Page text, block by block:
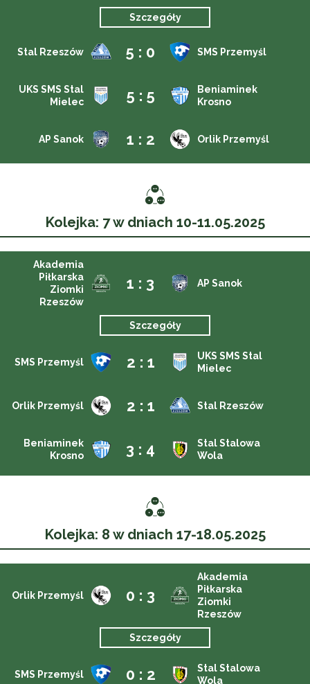
Szczegóły
Stal Rzeszów 5 : 0 SMS Przemyśl
UKS SMS Stal
Mielec
5 : 5
Beniaminek
Krosno
AP Sanok 1 : 2 Orlik Przemyśl
Kolejka: 7 w dniach 10-11.05.2025
Akademia
Piłkarska
Ziomki
Rzeszów
1 : 3 AP Sanok
Szczegóły
SMS Przemyśl 2 : 1
UKS SMS Stal
Mielec
Orlik Przemyśl 2 : 1 Stal Rzeszów
Beniaminek
Krosno
3 : 4
Stal Stalowa
Wola
Kolejka: 8 w dniach 17-18.05.2025
Orlik Przemyśl 0 : 3
Akademia
Piłkarska
Ziomki
Rzeszów
Szczegóły
SMS Przemyśl 0 : 2
Stal Stalowa
Wola